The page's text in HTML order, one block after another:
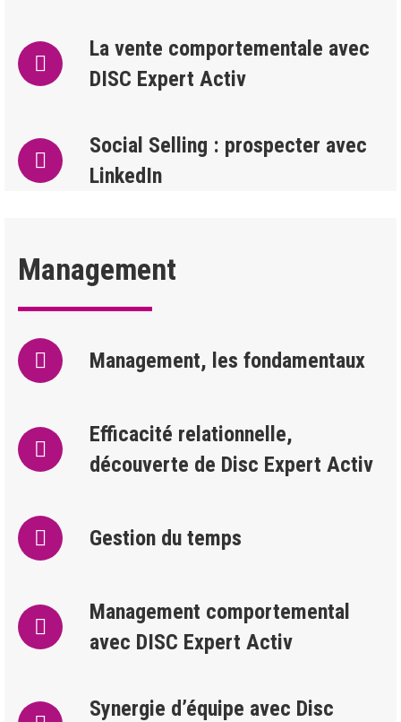
La vente comportementale avec
DISC Expert Activ
Social Selling : prospecter avec
LinkedIn
Management
Management, les fondamentaux
Efficacité relationnelle,
découverte de Disc Expert Activ
Gestion du temps
Management comportemental
avec DISC Expert Activ
Synergie d’équipe avec Disc